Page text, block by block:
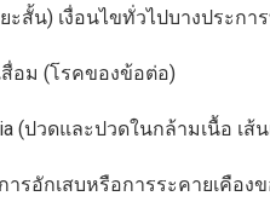
ะสั้น) เงื่อนไขทั่วไปบางประกา
สื่อม (โรคของข้อต่อ)
(ปวดและปวดในกล้ามเนื้อ เ
ารอักเสบหรือการระคายเคือง